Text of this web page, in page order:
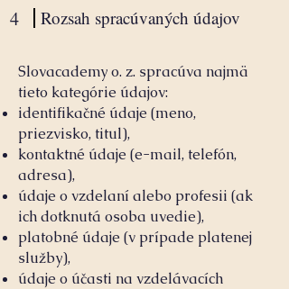
4 Rozsah spracúvaných údajov
Slovacademy o. z. spracúva najmä
tieto kategórie údajov:
identifikačné údaje (meno,
priezvisko, titul),
kontaktné údaje (e-mail, telefón,
adresa),
údaje o vzdelaní alebo profesii (ak
ich dotknutá osoba uvedie),
platobné údaje (v prípade platenej
služby),
údaje o účasti na vzdelávacích